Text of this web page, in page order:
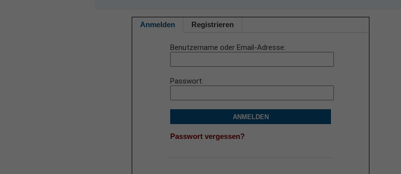
Anmelden Registrieren
Benutzername oder Email-Adresse
Passwort
ANMELDEN
Passwort vergessen?